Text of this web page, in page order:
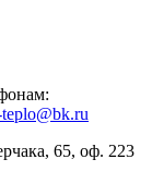
65, оф. 223